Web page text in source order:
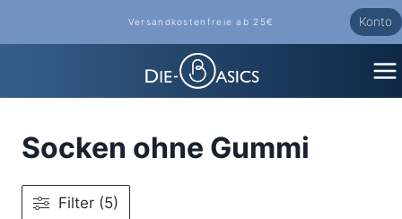
Versandkostenfreie ab 25€ Konto
Socken ohne Gummi
Filter (5)